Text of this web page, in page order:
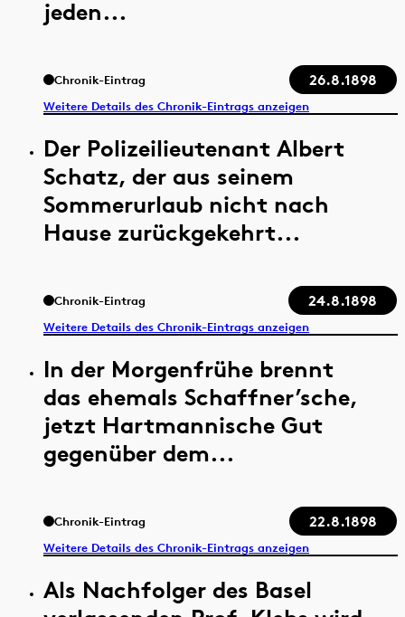
jeden...
Chronik-Eintrag 26.8.1898
Weitere Details des Chronik-Eintrags anzeigen
Der Polizeilieutenant Albert
Schatz, der aus seinem
Sommerurlaub nicht nach
Hause zurückgekehrt...
Chronik-Eintrag 24.8.1898
Weitere Details des Chronik-Eintrags anzeigen
In der Morgenfrühe brennt
das ehemals Schaffner’sche,
jetzt Hartmannische Gut
gegenüber dem...
Chronik-Eintrag 22.8.1898
Weitere Details des Chronik-Eintrags anzeigen
Als Nachfolger des Basel